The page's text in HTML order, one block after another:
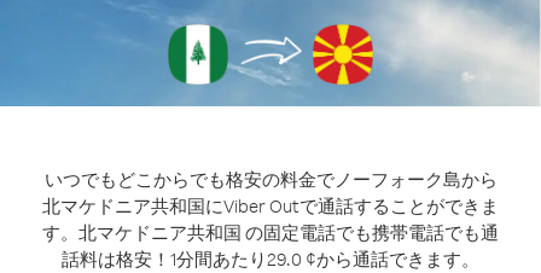
いつでもどこからでも格安の料金でノーフォーク島から
北マケドニア共和国にViber Outで通話することができま
す。 北マケドニア共和国 の固定電話でも携帯電話でも通
話料は格安！1分間あたり29.0 ¢から通話できます。